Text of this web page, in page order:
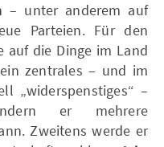
– unter anderem auf
Parteien. Für den
auf die Dinge im Land
zentrales – und im
„widerspenstiges“ –
er mehrere
Zweitens werde er